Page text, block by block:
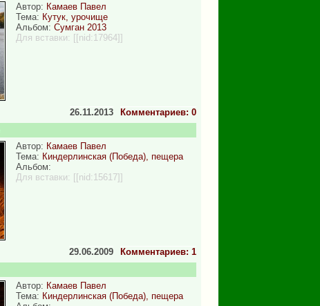
Автор: Камаев Павел
Тема: Кутук, урочище
Альбом: Сумган 2013
Для вставки: [[nid:17964]]
Комментариев: 0
26.11.2013
Автор: Камаев Павел
Тема: Киндерлинская (Победа), пещера
Альбом:
Для вставки: [[nid:15617]]
Комментариев: 1
29.06.2009
Автор: Камаев Павел
Тема: Киндерлинская (Победа), пещера